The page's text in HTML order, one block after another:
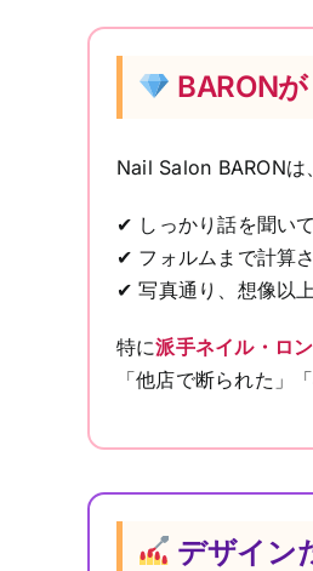
BARON
Nail Salon BARONは、
✔ しっかり話を聞い
✔ フォルムまで計算
✔ 写真通り、想像以
特に派手ネイル・ロ
「他店で断られた」
デザイン